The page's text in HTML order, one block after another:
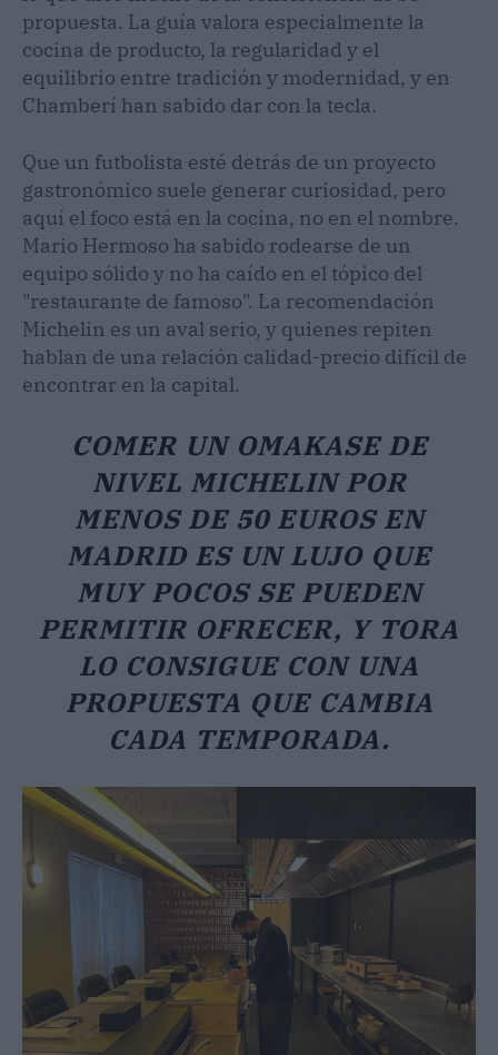
propuesta. La guía valora especialmente la
cocina de producto, la regularidad y el
equilibrio entre tradición y modernidad, y en
Chamberí han sabido dar con la tecla.
Que un futbolista esté detrás de un proyecto
gastronómico suele generar curiosidad, pero
aquí el foco está en la cocina, no en el nombre.
Mario Hermoso ha sabido rodearse de un
equipo sólido y no ha caído en el tópico del
"restaurante de famoso". La recomendación
Michelin es un aval serio, y quienes repiten
hablan de una relación calidad-precio difícil de
encontrar en la capital.
COMER UN OMAKASE DE
NIVEL MICHELIN POR
MENOS DE 50 EUROS EN
MADRID ES UN LUJO QUE
MUY POCOS SE PUEDEN
PERMITIR OFRECER, Y TORA
LO CONSIGUE CON UNA
PROPUESTA QUE CAMBIA
CADA TEMPORADA.